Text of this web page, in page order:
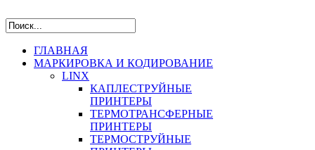
ГЛАВНАЯ
МАРКИРОВКА И КОДИРОВАНИЕ
LINX
КАПЛЕСТРУЙНЫЕ
ПРИНТЕРЫ
ТЕРМОТРАНСФЕРНЫЕ
ПРИНТЕРЫ
ТЕРМОСТРУЙНЫЕ